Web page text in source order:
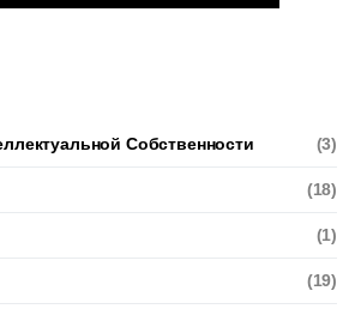
Собственности (3)
(18)
(1)
(19)